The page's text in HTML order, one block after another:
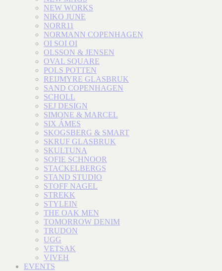
NEW WORKS
NIKO JUNE
NORR11
NORMANN COPENHAGEN
OI SOI OI
OLSSON & JENSEN
OVAL SQUARE
POLS POTTEN
REIJMYRE GLASBRUK
SAND COPENHAGEN
SCHOLL
SEJ DESIGN
SIMONE & MARCEL
SIX ÁMES
SKOGSBERG & SMART
SKRUF GLASBRUK
SKULTUNA
SOFIE SCHNOOR
STACKELBERGS
STAND STUDIO
STOFF NAGEL
STREKK
STYLEIN
THE OAK MEN
TOMORROW DENIM
TRUDON
UGG
VETSAK
VIVEH
EVENTS